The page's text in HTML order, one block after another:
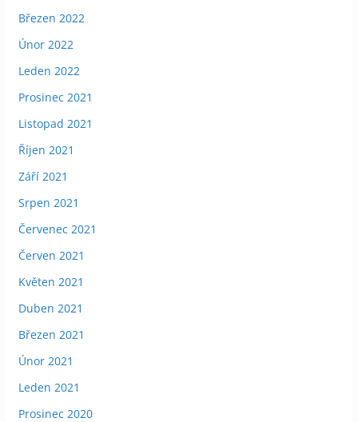
Březen 2022
Únor 2022
Leden 2022
Prosinec 2021
Listopad 2021
Říjen 2021
Září 2021
Srpen 2021
Červenec 2021
Červen 2021
Květen 2021
Duben 2021
Březen 2021
Únor 2021
Leden 2021
Prosinec 2020